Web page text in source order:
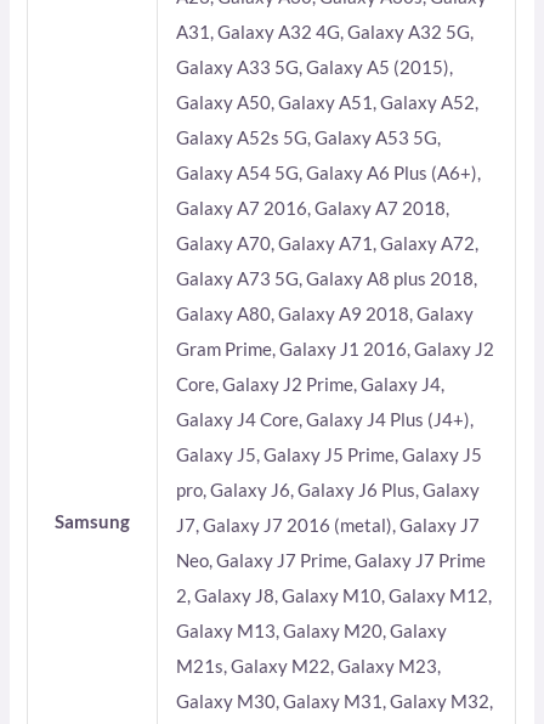
Samsung
A31, Galaxy A32 4G, Galaxy A32 5G,
Galaxy A33 5G, Galaxy A5 (2015),
Galaxy A50, Galaxy A51, Galaxy A52,
Galaxy A52s 5G, Galaxy A53 5G,
Galaxy A54 5G, Galaxy A6 Plus (A6+),
Galaxy A7 2016, Galaxy A7 2018,
Galaxy A70, Galaxy A71, Galaxy A72,
Galaxy A73 5G, Galaxy A8 plus 2018,
Galaxy A80, Galaxy A9 2018, Galaxy
Gram Prime, Galaxy J1 2016, Galaxy J2
Core, Galaxy J2 Prime, Galaxy J4,
Galaxy J4 Core, Galaxy J4 Plus (J4+),
Galaxy J5, Galaxy J5 Prime, Galaxy J5
pro, Galaxy J6, Galaxy J6 Plus, Galaxy
J7, Galaxy J7 2016 (metal), Galaxy J7
Neo, Galaxy J7 Prime, Galaxy J7 Prime
2, Galaxy J8, Galaxy M10, Galaxy M12,
Galaxy M13, Galaxy M20, Galaxy
M21s, Galaxy M22, Galaxy M23,
Galaxy M30, Galaxy M31, Galaxy M32,